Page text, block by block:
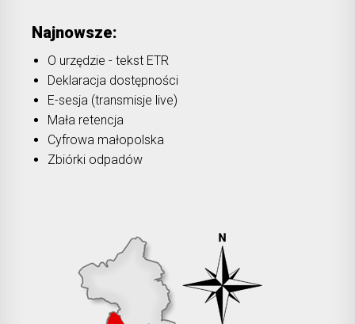
Najnowsze:
O urzędzie - tekst ETR
Deklaracja dostępności
E-sesja (transmisje live)
Mała retencja
Cyfrowa małopolska
Zbiórki odpadów